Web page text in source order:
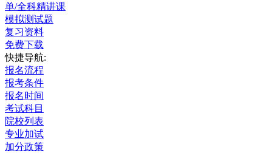
单/全科精讲课
模拟测试题
复习资料
免费下载
快捷导航:
报名流程
报考条件
报名时间
考试科目
院校列表
专业加试
加分政策